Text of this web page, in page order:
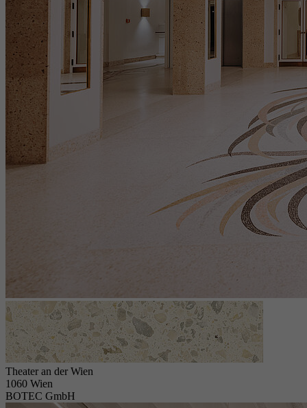
Theater an der Wien
1060 Wien
BOTEC GmbH